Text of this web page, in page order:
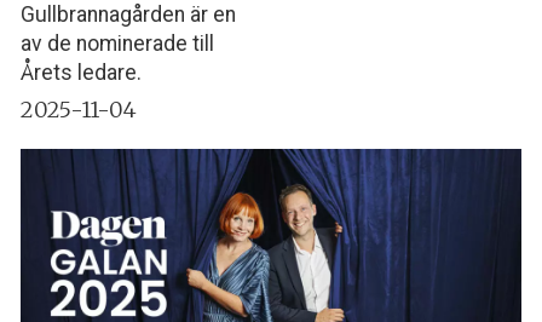
Gullbrannagården är en
av de nominerade till
Årets ledare.
2025-11-04